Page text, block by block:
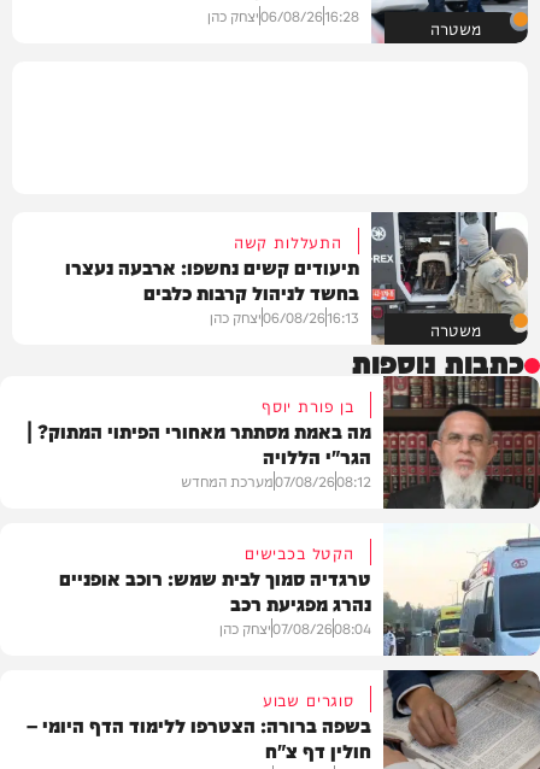
משטרה 16:28
06/08/26יצחק כהן
משטרה
התעללות קשה
תיעודים קשים נחשפו: ארבעה נעצרו
בחשד לניהול קרבות כלבים
16:13
06/08/26יצחק כהן
כתבות נוספות
וידאו
בן פורת יוסף
מה באמת מסתתר מאחורי הפיתוי המתוק? |
הגר"י הללויה
08:12
07/08/26מערכת המחדש
בארץ
הקטל בכבישים
טרגדיה סמוך לבית שמש: רוכב אופניים
נהרג מפגיעת רכב
08:04
07/08/26יצחק כהן
סוגרים שבוע
בשפה ברורה: הצטרפו ללימוד הדף היומי –
חולין דף צ"ח